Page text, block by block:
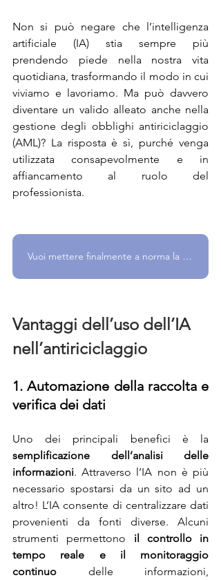
Non si può negare che l’intelligenza
artificiale (IA) stia sempre più
prendendo piede nella nostra vita
quotidiana, trasformando il modo in cui
viviamo e lavoriamo. Ma può davvero
diventare un valido alleato anche nella
gestione degli obblighi antiriciclaggio
(AML)? La risposta è sì, purché venga
utilizzata consapevolmente e in
affiancamento al ruolo del
professionista.
Vuoi mettere finalmente a norma la tua azienda? Parlane con noi!
Vantaggi dell’uso dell’IA
nell’antiriciclaggio
1. Automazione della raccolta e
verifica dei dati
semplificazione dell’analisi delle
informazioni. Attraverso l’IA non è più
necessario spostarsi da un sito ad un
altro! L’IA consente di centralizzare dati
provenienti da fonti diverse. Alcuni
strumenti permettono il controllo in
tempo reale e il monitoraggio
continuo delle informazioni,